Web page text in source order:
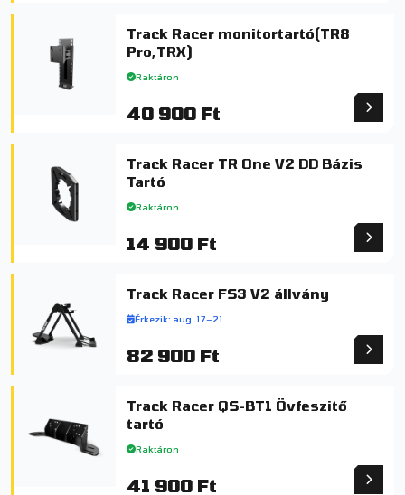
Track Racer monitortartó(TR8
Pro,TRX)
Raktáron
40 900 Ft
Track Racer TR One V2 DD Bázis
Tartó
Raktáron
14 900 Ft
Track Racer FS3 V2 állvány
Érkezik: aug. 17–21.
82 900 Ft
Track Racer QS-BT1 Övfeszitő
tartó
Raktáron
41 900 Ft